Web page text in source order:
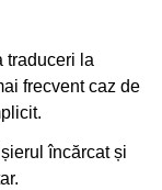
traduceri la
frecvent caz de
încărcat și